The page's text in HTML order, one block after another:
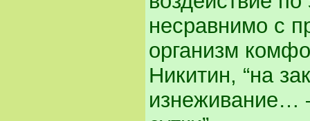
несравнимо с
организм
Никитин, “на
изнеживание…